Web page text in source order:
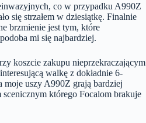
co w przypadku A990Z
się strzałem w dziesiątkę. Finalnie
brzmienie jest tym, które
mi się najbardziej.
koszcie zakupu nieprzekraczającym
walkę z dokładnie 6-
uszy A990Z grają bardziej
którego Focalom brakuje